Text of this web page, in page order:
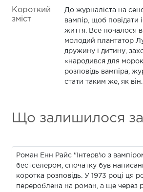
Короткий
зміст
До журналіста на
вампір, щоб повідати
життя. Все почалося в
молодий плантатор
дружину і дитину,
«народився для
розповідь вампіра,
стати таким же, як
Що залишилося
Роман Енн Райс "Інтерв'ю з
бестселером, спочатку був
коротка розповідь. У 1973 році ця
перероблена на роман, а ще через